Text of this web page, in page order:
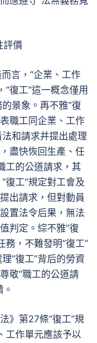
評價
言，“企業、工作
復工”這一概念僅用
景象。再不雅“復
職工同企業、工作
和請求并提出處理
盡快恢回生產、任
工的公道請求，其
復工”規定對工會及
出請求，但對動員
置法令后果，無法
判定。綜不雅“復
務，不難發明“復工”
“復工”背后的勞資
敬“職工的公道請
》第27條“復工”規
工作單元應該予以